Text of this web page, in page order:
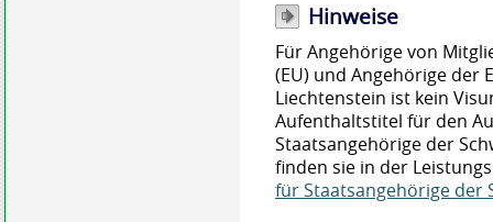
Hinweise
Für Angehörige von
(EU) und Angehörige der
Liechtenstein ist kein
Aufenthaltstitel für den
Staatsangehörige der
finden sie in der
für Staatsangehörige der